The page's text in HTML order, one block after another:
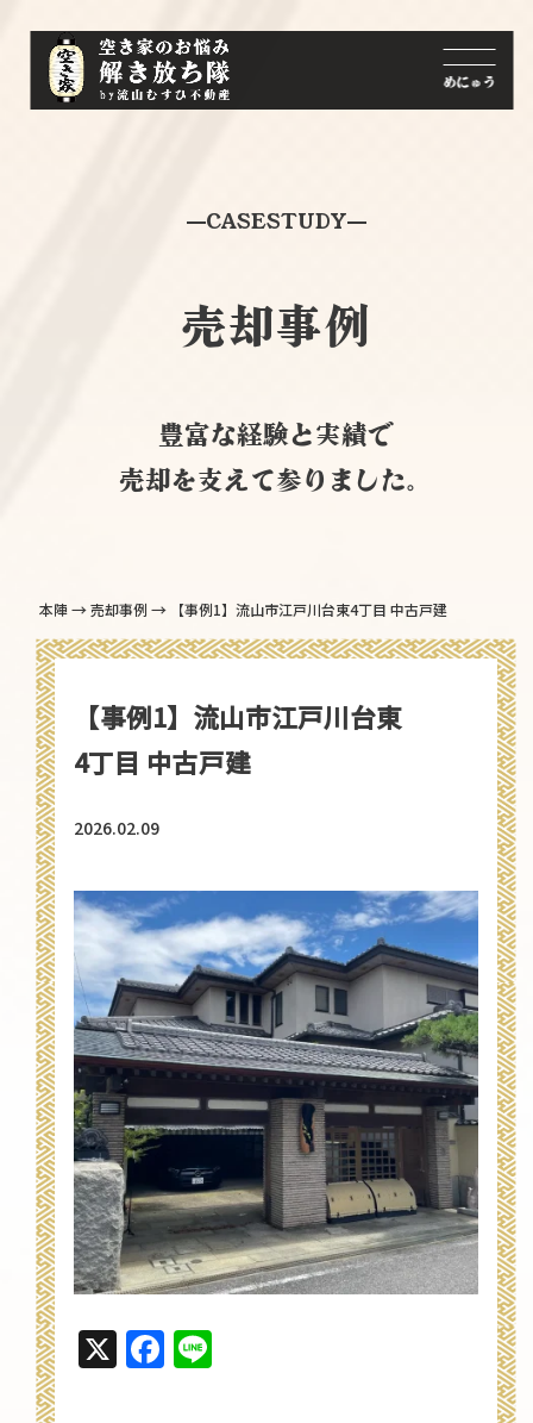
CASESTUDY
売却事例
豊富な経験と実績で
売却を支えて参りました。
本陣→売却事例 → 【事例1】流山市江戸川台東4丁目 中古戸建
【事例1】流山市江戸川台東
4丁目 中古戸建
2026.02.09
X Facebook